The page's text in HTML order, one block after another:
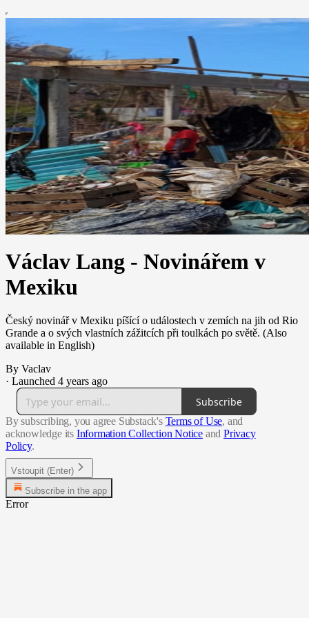
Václav Lang - Novinářem v
Mexiku
Český novinář v Mexiku píšící o událostech v zemích na jih od Rio
Grande a o svých vlastních zážitcích při toulkách po světě. (Also
available in English)
By Vaclav
· Launched 4 years ago
Subscribe
By subscribing, you agree Substack's Terms of Use, and
acknowledge its Information Collection Notice and Privacy
Policy.
Vstoupit (Enter)
Subscribe in the app
Error